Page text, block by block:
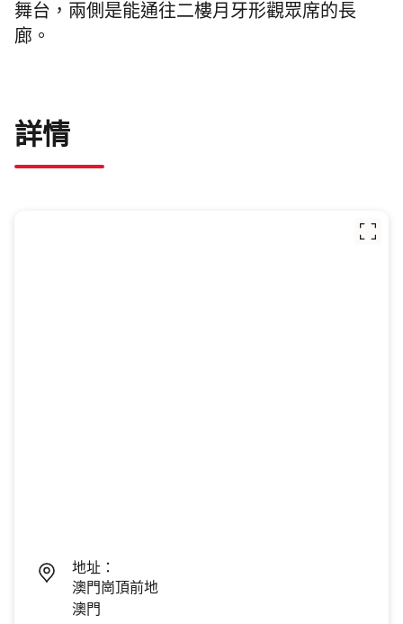
舞台，兩側是能通往二樓月牙形觀眾席的長
廊。
詳情
地址：
澳門崗頂前地
澳門